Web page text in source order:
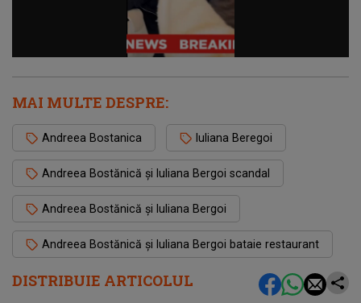
DISTRIBUIE ARTICOLUL
MAI MULTE DESPRE:
Andreea Bostanica Iuliana Beregoi
Andreea Bostănică și Iuliana Bergoi scandal
Andreea Bostănică și Iuliana Bergoi
Andreea Bostănică și Iuliana Bergoi bataie restaurant